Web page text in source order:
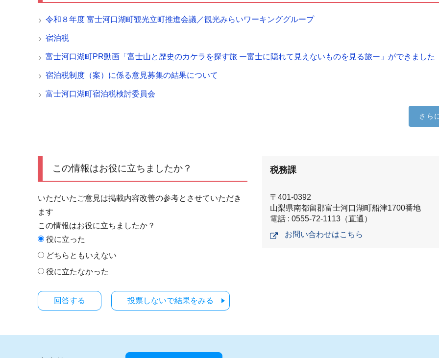
令和８年度 富士河口湖町観光立町推進会議／観光みらいワーキンググループ
宿泊税
富士河口湖町PR動画「富士山と歴史のカケラを探す旅 ー富士に隠れて見えないものを見る旅ー」ができました
宿泊税制度（案）に係る意見募集の結果について
富士河口湖町宿泊税検討委員会
さら
この情報はお役に立ちましたか？
いただいたご意見は掲載内容改善の参考とさせていただき
ます
この情報はお役に立ちましたか？
役に立った
どちらともいえない
役に立たなかった
投票しないで結果をみる
税務課
〒401-0392
山梨県南都留郡富士河口湖町船津1700番地
電話 : 0555-72-1113（直通）
お問い合わせはこちら